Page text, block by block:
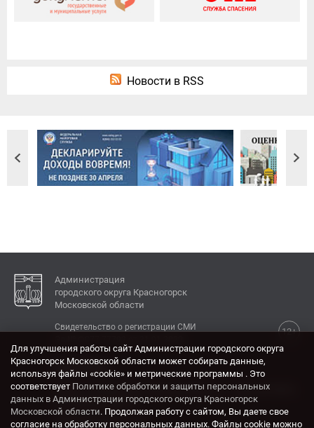
Новости в RSS
Администрация
городского округа Красногорск
Московской области
12+
Свидетельство о регистрации СМИ
КОНТАКТЫ
Адрес: 143404, Московская область, г. Красногорск,
ул. Ленина, дом 4.
Электронная почта:
Для улучшения работы сайт Администрации городского округа
Красногорск Московской области может собирать данные,
используя файлы «cookie» и метрические программы . Это
соответствует Политике обработки и защиты персональных
данных в Администрации городского округа Красногорск
Московской области. Продолжая работу с сайтом, Вы даете свое
согласие на обработку персональных данных. Файлы cookie можно